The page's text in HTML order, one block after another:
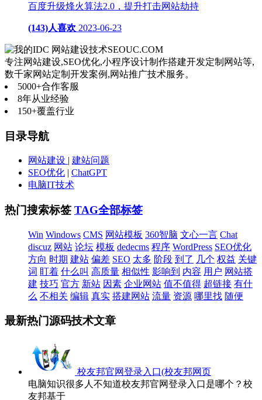
百度升级烽火算法2.0，提升打击网站劫持
(143)人喜欢 2023-06-23
网站建设技术SEOUC.COM
专注网站建设,SEO优化,小程序设计制作搭建开发定制网站等,
数千家网站定制开发案例,网站推广技术服务。
5000+合作客服
8年从业经验
150+覆盖行业
目录导航
网站建设 | 建站问题
SEO优化 | ChatGPT
电脑IT技术
热门搜索标签 TAG全部标签
Win Windows CMS 网站模板 360智脑 文心一言 Chat
discuz 网站 论坛 模板 dedecms 程序 WordPress SEO优化
方向 时期 建站 偏差 SEO 太多 阶段 到了 几个 权益 关键
词 盯着 什么叫 高质量 相似性 影响到 内容 用户 网站搭
建 技巧 官方 新站 因素 企业网站 值不值得 超链接 有什
么 不相关 编辑 真实 搭建网站 流量 资源 哪里找 随便
最新热门源码技术文章
校友邦官网登录入口(校友邦网页
电脑知识很多人不知道校友邦官网登录入口是哪个？校
友邦基于